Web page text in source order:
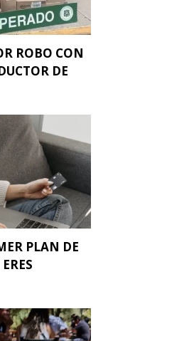
ROBO CON
DE
PLAN DE